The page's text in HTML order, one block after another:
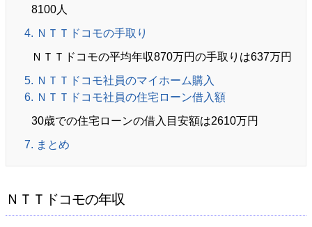
8100人
4. ＮＴＴドコモの手取り
ＮＴＴドコモの平均年収870万円の手取りは637万円
5. ＮＴＴドコモ社員のマイホーム購入
6. ＮＴＴドコモ社員の住宅ローン借入額
30歳での住宅ローンの借入目安額は2610万円
7. まとめ
ＮＴＴドコモの年収